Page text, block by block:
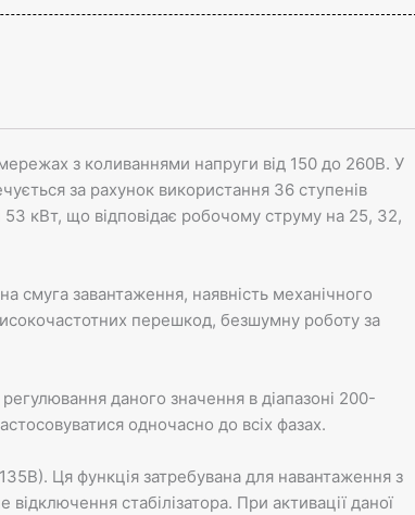
з коливаннями напруги від 150 до 260В. У
за рахунок використання 36 ступенів
53 кВт, що відповідає робочому струму на 25, 32,
смуга завантаження, наявність механічного
перешкод, безшумну роботу за
даного значення в діапазоні 200-
одночасно до всіх фазах.
Ця функція затребувана для навантаження з
стабілізатора. При активації даної